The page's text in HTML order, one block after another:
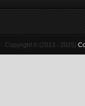
Copyright © (2013 - 2025)